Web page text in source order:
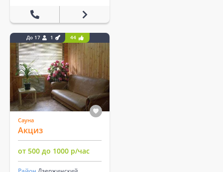
До 17 1 44
Сауна
Акциз
от 500 до 1000 р/час